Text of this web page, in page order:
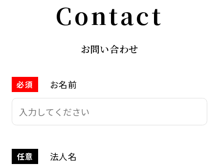
Contact
お問い合わせ
必須 お名前
任意 法人名